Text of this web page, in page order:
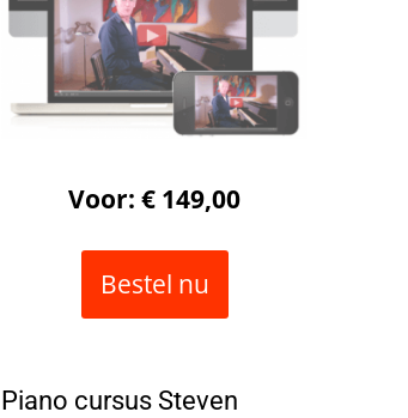
Voor: € 149,00
Bestel nu
Piano cursus Steven